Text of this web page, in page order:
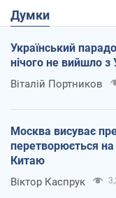
Думки
Український
нічого не вийшло з
Віталій Портников
Москва висуває
перетворюється на
Китаю
Віктор Каспрук